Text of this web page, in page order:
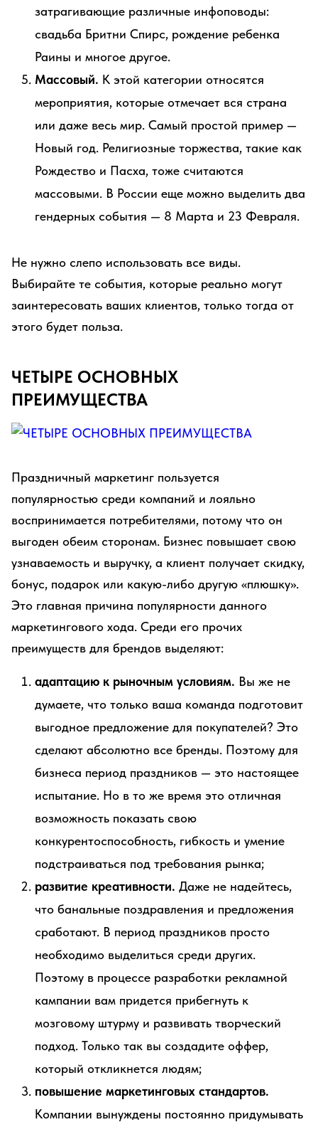
затрагивающие различные инфоповоды:
свадьба Бритни Спирс, рождение ребенка
Раины и многое другое.
Массовый. К этой категории относятся
мероприятия, которые отмечает вся страна
или даже весь мир. Самый простой пример —
Новый год. Религиозные торжества, такие как
Рождество и Пасха, тоже считаются
массовыми. В России еще можно выделить два
гендерных события — 8 Марта и 23 Февраля.
Не нужно слепо использовать все виды.
Выбирайте те события, которые реально могут
заинтересовать ваших клиентов, только тогда от
этого будет польза.
ЧЕТЫРЕ ОСНОВНЫХ
ПРЕИМУЩЕСТВА
Праздничный маркетинг пользуется
популярностью среди компаний и лояльно
воспринимается потребителями, потому что он
выгоден обеим сторонам. Бизнес повышает свою
узнаваемость и выручку, а клиент получает скидку,
бонус, подарок или какую-либо другую «плюшку».
Это главная причина популярности данного
маркетингового хода. Среди его прочих
преимуществ для брендов выделяют:
адаптацию к рыночным условиям. Вы же не
думаете, что только ваша команда подготовит
выгодное предложение для покупателей? Это
сделают абсолютно все бренды. Поэтому для
бизнеса период праздников — это настоящее
испытание. Но в то же время это отличная
возможность показать свою
конкурентоспособность, гибкость и умение
подстраиваться под требования рынка;
развитие креативности. Даже не надейтесь,
что банальные поздравления и предложения
сработают. В период праздников просто
необходимо выделиться среди других.
Поэтому в процессе разработки рекламной
кампании вам придется прибегнуть к
мозговому штурму и развивать творческий
подход. Только так вы создадите оффер,
который откликнется людям;
повышение маркетинговых стандартов.
Компании вынуждены постоянно придумывать